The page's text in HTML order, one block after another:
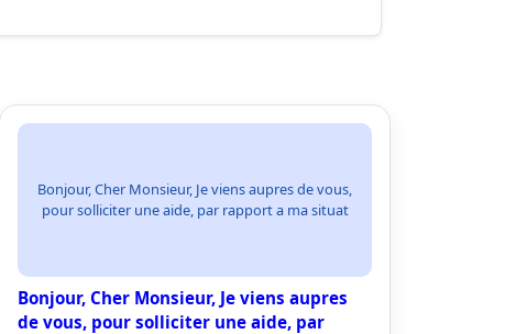
Bonjour, Cher Monsieur, Je viens aupres de vous,
pour solliciter une aide, par rapport a ma situat
Bonjour, Cher Monsieur, Je viens aupres
de vous, pour solliciter une aide, par